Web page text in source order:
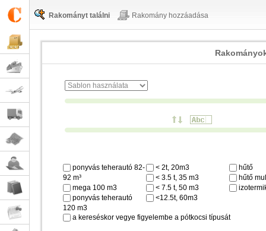
Rakományt találni Rakomány hozzáadása
ponyvás teherautó 82-
92 m³
mega 100 m3
ponyvás teherautó
120 m3
< 2t, 20m3
< 3.5 t, 35 m3
< 7.5 t, 50 m3
<12.5t, 60m3
hűtő
hűtő
a kereséskor vegye figyelembe a pótkocsi típusát